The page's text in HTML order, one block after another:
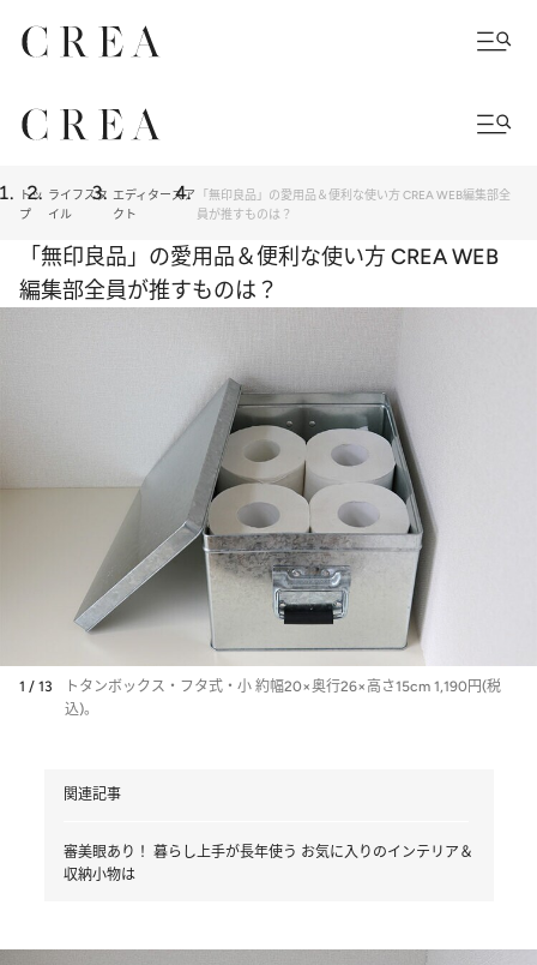
トッ
プ
ライフスタ
イル
エディターズア
クト
「無印良品」の愛用品＆便利な使い方 CREA WEB編集部全
員が推すものは？
「無印良品」の愛用品＆便利な使い方 CREA WEB
編集部全員が推すものは？
1 / 13
トタンボックス・フタ式・小 約幅20×奥行26×高さ15cm 1,190円(税
込)。
関連記事
審美眼あり！ 暮らし上手が長年使う お気に入りのインテリア＆
収納小物は